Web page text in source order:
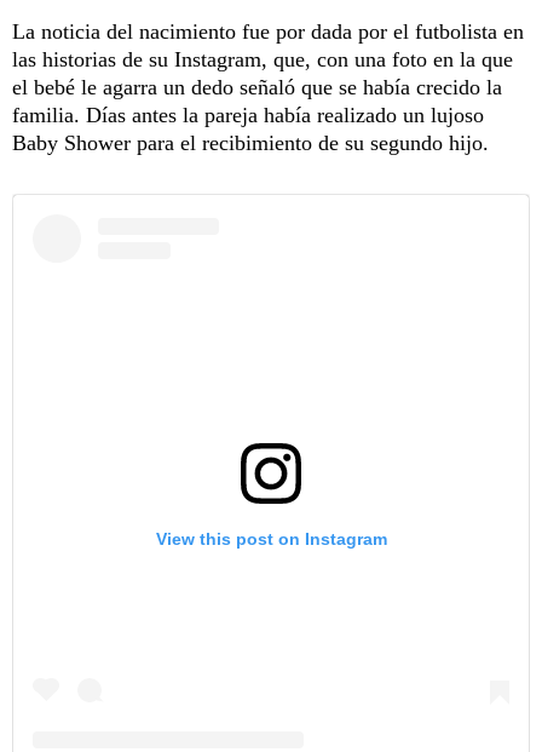
La noticia del nacimiento fue por dada por el futbolista en
las historias de su Instagram, que, con una foto en la que
el bebé le agarra un dedo señaló que se había crecido la
familia. Días antes la pareja había realizado un lujoso
Baby Shower para el recibimiento de su segundo hijo.
View this post on Instagram